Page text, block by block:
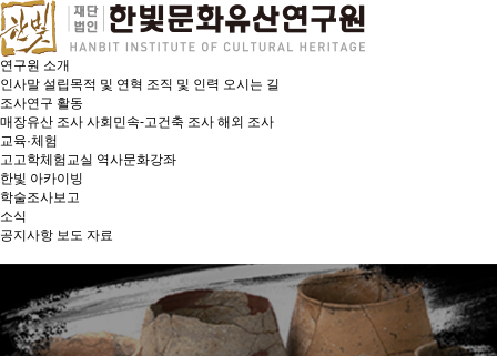
연구원 소개
인사말 설립목적 및 연혁 조직 및 인력 오시는 길
조사연구 활동
매장유산 조사 사회민속-고건축 조사 해외 조사
교육·체험
고고학체험교실 역사문화강좌
한빛 아카이빙
학술조사보고
소식
공지사항 보도 자료